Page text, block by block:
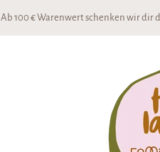
Ab 100 € Warenwert schenken wir dir